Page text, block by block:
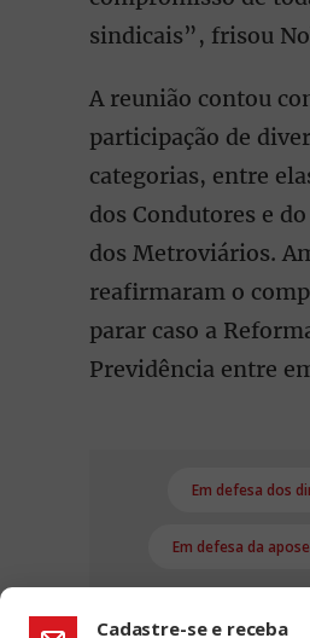
sindicais”, frisou
A reunião contou
participação de
categorias, entre
dos Condutores e
dos Metroviários.
reafirmaram o
parar caso a
Previdência entre
Em defesa dos
Em defesa da
Cadastre-se e receba